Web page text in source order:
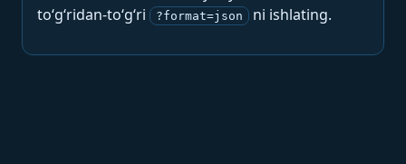
to‘g‘ridan-to‘g‘ri
?format=json ni ishlating.